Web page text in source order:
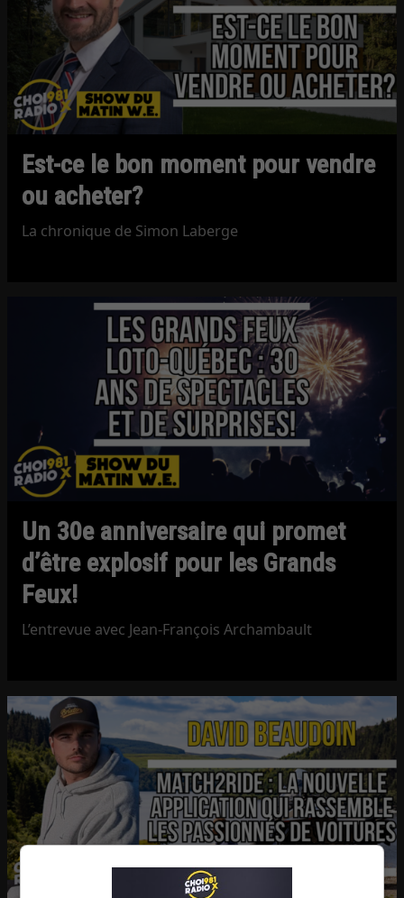
Est-ce le bon moment pour vendre
ou acheter?
La chronique de Simon Laberge
Un 30e anniversaire qui promet
d’être explosif pour les Grands
Feux!
L’entrevue avec Jean-François Archambault